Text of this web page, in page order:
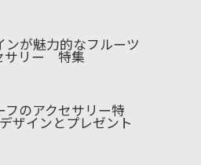
ンが魅力的なフルーツ
サリー 特集
フのアクセサリー特
ザインとプレゼント